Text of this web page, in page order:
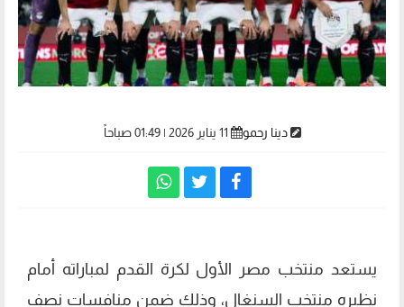
دينا رحمو
يستعد منتخب مصر الأول لكرة القدم لمباراته أمام
نظيره منتخب السنغال، وذلك ضمن منافسات نصف